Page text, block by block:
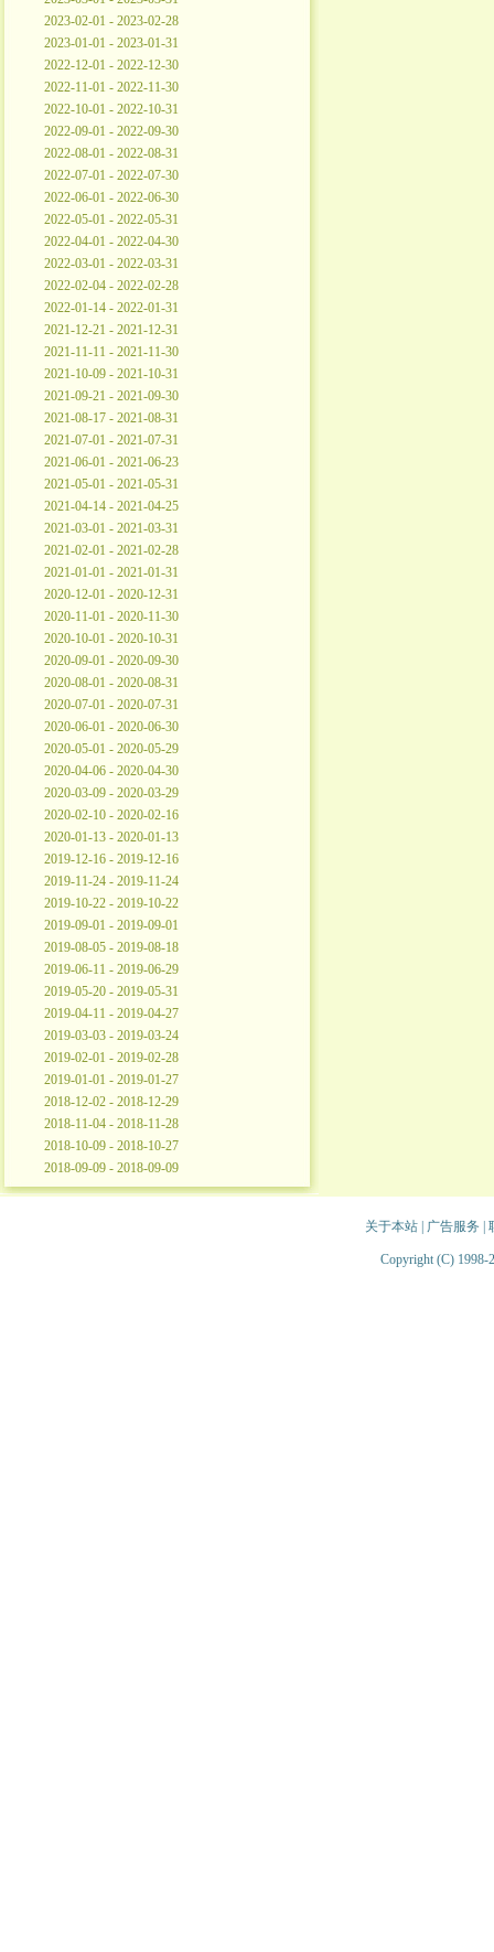
2023-02-01 - 2023-02-28
2023-01-01 - 2023-01-31
2022-12-01 - 2022-12-30
2022-11-01 - 2022-11-30
2022-10-01 - 2022-10-31
2022-09-01 - 2022-09-30
2022-08-01 - 2022-08-31
2022-07-01 - 2022-07-30
2022-06-01 - 2022-06-30
2022-05-01 - 2022-05-31
2022-04-01 - 2022-04-30
2022-03-01 - 2022-03-31
2022-02-04 - 2022-02-28
2022-01-14 - 2022-01-31
2021-12-21 - 2021-12-31
2021-11-11 - 2021-11-30
2021-10-09 - 2021-10-31
2021-09-21 - 2021-09-30
2021-08-17 - 2021-08-31
2021-07-01 - 2021-07-31
2021-06-01 - 2021-06-23
2021-05-01 - 2021-05-31
2021-04-14 - 2021-04-25
2021-03-01 - 2021-03-31
2021-02-01 - 2021-02-28
2021-01-01 - 2021-01-31
2020-12-01 - 2020-12-31
2020-11-01 - 2020-11-30
2020-10-01 - 2020-10-31
2020-09-01 - 2020-09-30
2020-08-01 - 2020-08-31
2020-07-01 - 2020-07-31
2020-06-01 - 2020-06-30
2020-05-01 - 2020-05-29
2020-04-06 - 2020-04-30
2020-03-09 - 2020-03-29
2020-02-10 - 2020-02-16
2020-01-13 - 2020-01-13
2019-12-16 - 2019-12-16
2019-11-24 - 2019-11-24
2019-10-22 - 2019-10-22
2019-09-01 - 2019-09-01
2019-08-05 - 2019-08-18
2019-06-11 - 2019-06-29
2019-05-20 - 2019-05-31
2019-04-11 - 2019-04-27
2019-03-03 - 2019-03-24
2019-02-01 - 2019-02-28
2019-01-01 - 2019-01-27
2018-12-02 - 2018-12-29
2018-11-04 - 2018-11-28
2018-10-09 - 2018-10-27
2018-09-09 - 2018-09-09
关于本站| 广告服务
Copyright (C) 1998-